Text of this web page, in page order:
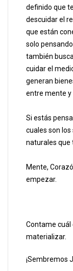
definido que
descuidar el
que están
solo
también
cuidar el
generan
entre mente y
Si estás
cuales son
naturales que
Mente,
empezar.
Contame cuál
materializar.
¡Sembremos